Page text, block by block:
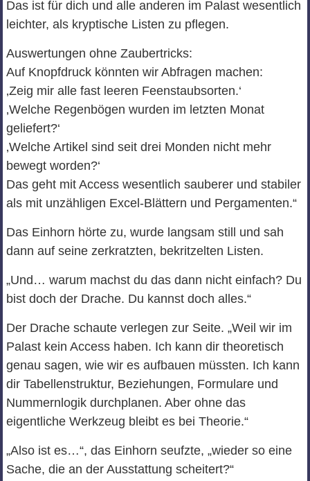
Das ist für dich und alle anderen im Palast wesentlich
leichter, als kryptische Listen zu pflegen.
Auswertungen ohne Zaubertricks:
Auf Knopfdruck könnten wir Abfragen machen:
‚Zeig mir alle fast leeren Feenstaubsorten.‘
‚Welche Regenbögen wurden im letzten Monat
geliefert?‘
‚Welche Artikel sind seit drei Monden nicht mehr
bewegt worden?‘
Das geht mit Access wesentlich sauberer und stabiler
als mit unzähligen Excel‑Blättern und Pergamenten.“
Das Einhorn hörte zu, wurde langsam still und sah
dann auf seine zerkratzten, bekritzelten Listen.
„Und… warum machst du das dann nicht einfach? Du
bist doch der Drache. Du kannst doch alles.“
Der Drache schaute verlegen zur Seite. „Weil wir im
Palast kein Access haben. Ich kann dir theoretisch
genau sagen, wie wir es aufbauen müssten. Ich kann
dir Tabellenstruktur, Beziehungen, Formulare und
Nummernlogik durchplanen. Aber ohne das
eigentliche Werkzeug bleibt es bei Theorie.“
„Also ist es…“, das Einhorn seufzte, „wieder so eine
Sache, die an der Ausstattung scheitert?“